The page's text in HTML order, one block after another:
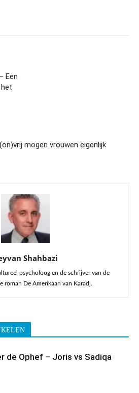
Een
mogen vrouwen eigenlijk
Shahbazi
psycholoog en de schrijver van de
roman De Amerikaan van Karadj.
de Ophef – Joris vs Sadiqa